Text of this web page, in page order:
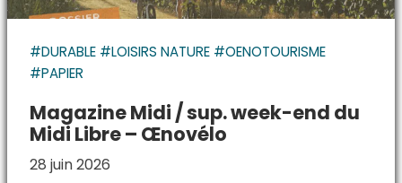
#DURABLE #LOISIRS NATURE #OENOTOURISME
#PAPIER
Magazine Midi / sup. week-end du
Midi Libre – Œnovélo
28 juin 2026